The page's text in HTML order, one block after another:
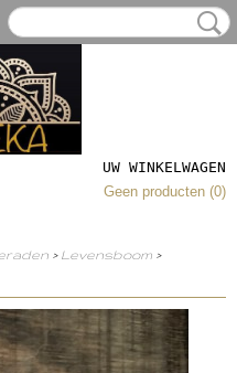
UW WINKELWAGEN
Geen producten (0)
> Levensboom >